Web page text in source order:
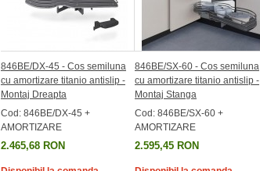
846BE/DX-45 - Cos semiluna
cu amortizare titanio antislip -
Montaj Dreapta
Cod: 846BE/DX-45 +
AMORTIZARE
2.465,68 RON
846BE/SX-60 - Cos semiluna
cu amortizare titanio antislip -
Montaj Stanga
Cod: 846BE/SX-60 +
AMORTIZARE
2.595,45 RON